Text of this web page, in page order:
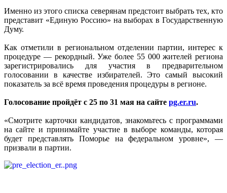
Именно из этого списка северянам предстоит выбрать тех, кто
представит «Единую Россию» на выборах в Государственную
Думу.
Как отметили в региональном отделении партии, интерес к
процедуре — рекордный. Уже более 55 000 жителей региона
зарегистрировались для участия в предварительном
голосовании в качестве избирателей. Это самый высокий
показатель за всё время проведения процедуры в регионе.
Голосование пройдёт с 25 по 31 мая на сайте pg.er.ru.
«Смотрите карточки кандидатов, знакомьтесь с программами
на сайте и принимайте участие в выборе команды, которая
будет представлять Поморье на федеральном уровне», —
призвали в партии.